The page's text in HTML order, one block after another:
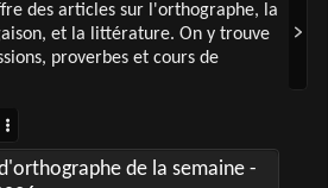
des articles sur l'orthographe, la
et la littérature. On y trouve
proverbes et cours de
de la semaine -